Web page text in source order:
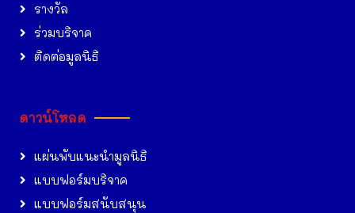
รางวัล
ร่วมบริจาค
ติดต่อมูลนิธิ
ดาวน์โหลด
แผ่นพับแนะนำมูลนิธิ
แบบฟอร์มบริจาค
แบบฟอร์มสนับสนุน